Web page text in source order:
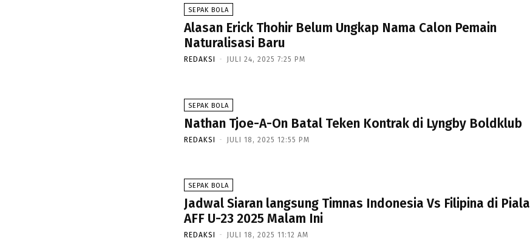
SEPAK BOLA
Alasan Erick Thohir Belum Ungkap Nama Calon Pemain
Naturalisasi Baru
REDAKSI - JULI 24, 2025 7:25 PM
SEPAK BOLA
Nathan Tjoe-A-On Batal Teken Kontrak di Lyngby Boldklub
REDAKSI - JULI 18, 2025 12:55 PM
SEPAK BOLA
Jadwal Siaran langsung Timnas Indonesia Vs Filipina di Piala
AFF U-23 2025 Malam Ini
REDAKSI - JULI 18, 2025 11:12 AM